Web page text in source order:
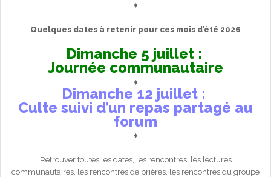
♦
Quelques dates à retenir pour ces mois d’été 2026
Dimanche 5 juillet :
Journée communautaire
♦
Dimanche 12 juillet :
Culte suivi d’un repas partagé au
forum
♦
Retrouver toutes les dates, les rencontres, les lectures
communautaires, les rencontres de prières, les rencontres du groupe